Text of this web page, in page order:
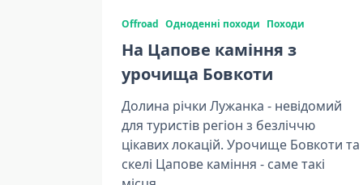
Offroad Одноденні походи Походи
На Цапове каміння з
урочища Бовкоти
Долина річки Лужанка - невідомий
для туристів регіон з безліччю
цікавих локацій. Урочище Бовкоти та
скелі Цапове каміння - саме такі